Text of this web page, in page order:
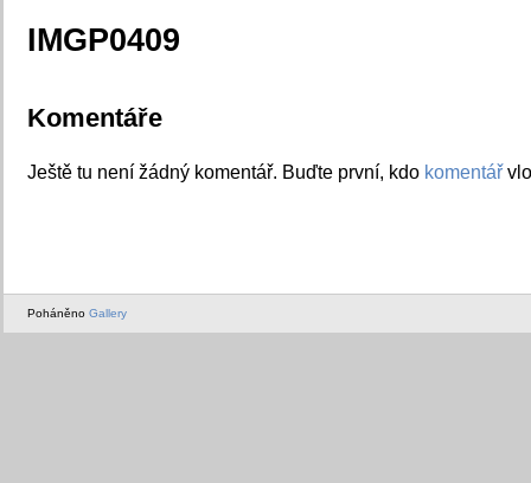
IMGP0409
Komentáře
Ještě tu není žádný komentář. Buďte první, kdo komentář
Poháněno Gallery